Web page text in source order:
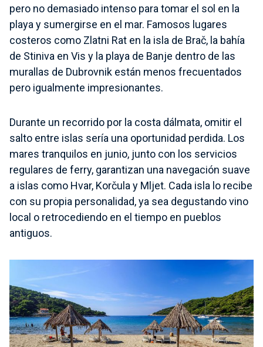
pero no demasiado intenso para tomar el sol en la
playa y sumergirse en el mar. Famosos lugares
costeros como Zlatni Rat en la isla de Brač, la bahía
de Stiniva en Vis y la playa de Banje dentro de las
murallas de Dubrovnik están menos frecuentados
pero igualmente impresionantes.
Durante un recorrido por la costa dálmata, omitir el
salto entre islas sería una oportunidad perdida. Los
mares tranquilos en junio, junto con los servicios
regulares de ferry, garantizan una navegación suave
a islas como Hvar, Korčula y Mljet. Cada isla lo recibe
con su propia personalidad, ya sea degustando vino
local o retrocediendo en el tiempo en pueblos
antiguos.